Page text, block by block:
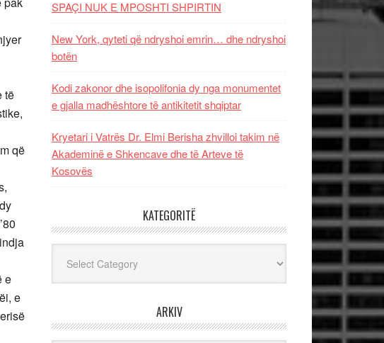
të
që
e
e
SPAÇI NUK E MPOSHTI SHPIRTIN
New York, qyteti që ndryshoi emrin… dhe ndryshoi
botën
Kodi zakonor dhe isopolifonia dy nga monumentet
e gjalla madhështore të antikitetit shqiptar
Kryetari i Vatrës Dr. Elmi Berisha zhvilloi takim në
Akademinë e Shkencave dhe të Arteve të
Kosovës
KATEGORITË
ARKIV